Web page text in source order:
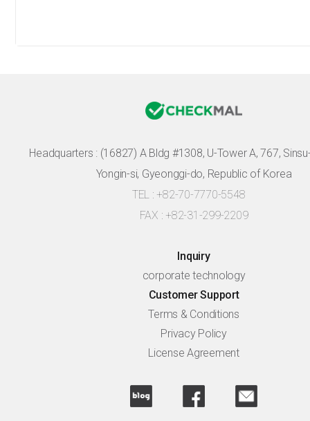
Headquarters : (16827) A Bldg #1308, U-Tower A, 767,
Yongin-si, Gyeonggi-do, Republic of Korea
TEL : +82-70-7770-5548
FAX : +82-31-299-2209
Inquiry
corporate technology
Customer Support
Terms & Conditions
Privacy Policy
License Agreement